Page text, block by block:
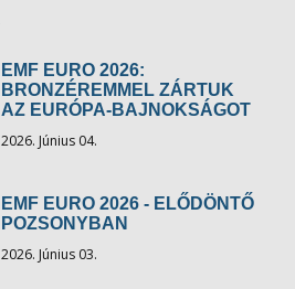
EMF EURO 2026:
BRONZÉREMMEL ZÁRTUK
AZ EURÓPA-BAJNOKSÁGOT
2026. Június 04.
EMF EURO 2026 - ELŐDÖNTŐ
POZSONYBAN
2026. Június 03.